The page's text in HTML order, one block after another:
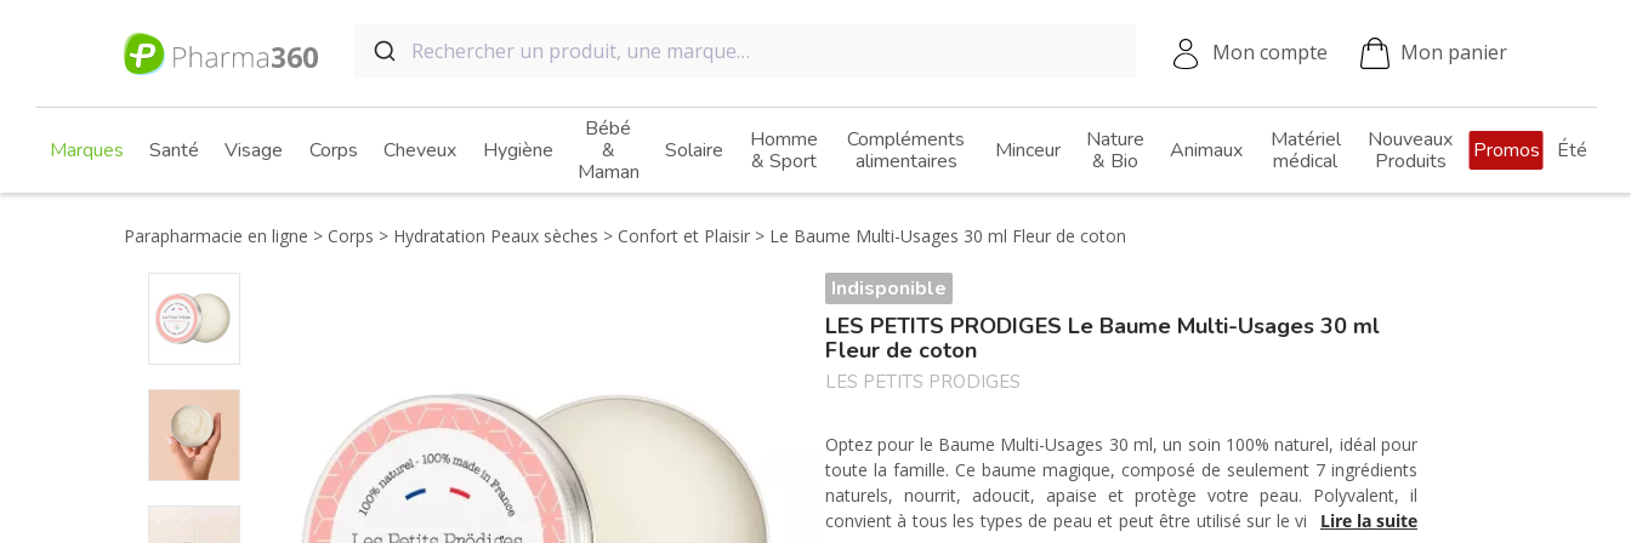
Mon compte Mon panier
Marques Santé Visage Corps Cheveux Hygiène
Bébé
&
Maman
Solaire
Homme
& Sport
Compléments
alimentaires
Minceur
Nature
& Bio
Animaux
Matériel
médical
Nouveaux
Produits
Promos Été
Parapharmacie en ligne Corps Hydratation Peaux sèches Confort et Plaisir Le Baume Multi-Usages 30 ml Fleur de coton
Indisponible
LES PETITS PRODIGES Le Baume Multi-Usages 30 ml
Fleur de coton
LES PETITS PRODIGES
Optez pour le Baume Multi-Usages 30 ml, un soin 100% naturel, idéal pour
toute la famille. Ce baume magique, composé de seulement 7 ingrédients
naturels, nourrit, adoucit, apaise et protège votre peau. Polyvalent, il
convient à tous les types de peau et peut être utilisé sur le visage, le corps
Lire la suite